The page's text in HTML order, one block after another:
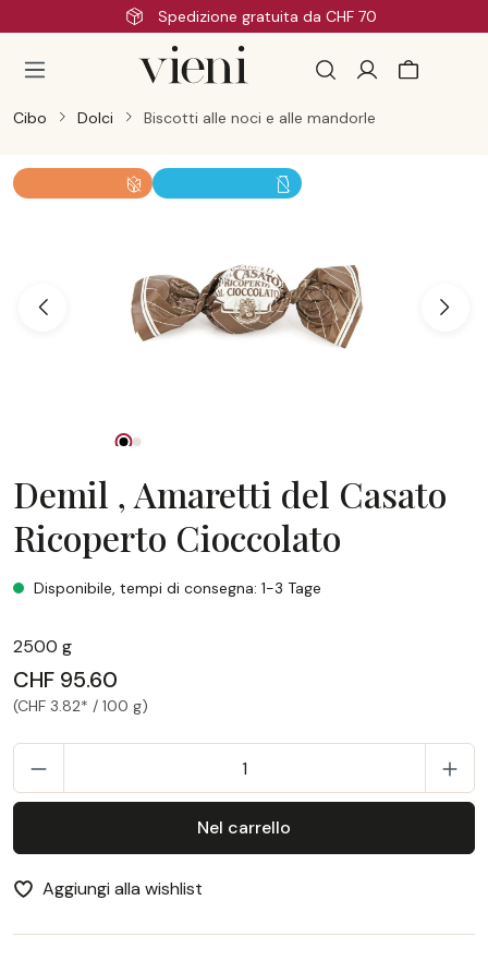
Passa al contenuto principale Consegna veloce
Cibo Dolci Biscotti alle noci e alle mandorle
Salta la galleria di immagini
Demil , Amaretti del Casato
Ricoperto Cioccolato
Demil , Amaretti del Casato Ricoperto Cioccolato
Disponibile, tempi di consegna: 1-3 Tage
2500 g
CHF 95.60
(CHF 3.82* / 100 g)
Nel carrello
Aggiungi alla wishlist